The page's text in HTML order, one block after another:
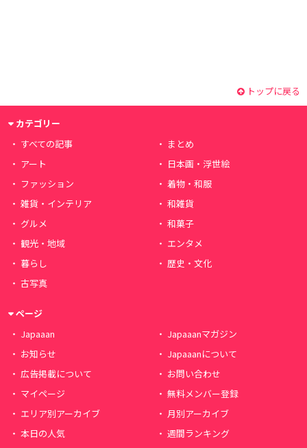
トップに戻る
カテゴリー
すべての記事
まとめ
アート
日本画・浮世絵
ファッション
着物・和服
雑貨・インテリア
和雑貨
グルメ
和菓子
観光・地域
エンタメ
暮らし
歴史・文化
古写真
ページ
Japaaan
Japaaanマガジン
お知らせ
Japaaanについて
広告掲載について
お問い合わせ
マイページ
無料メンバー登録
エリア別アーカイブ
月別アーカイブ
本日の人気
週間ランキング